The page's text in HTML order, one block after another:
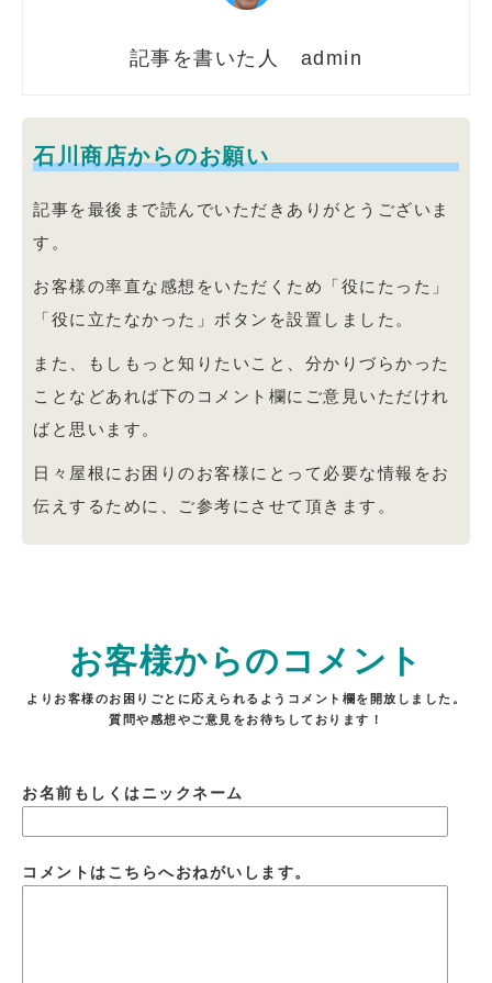
admin
石川商店からのお願い
記事を最後まで読んでいただきありがとうございま
す。
お客様の率直な感想をいただくため「役にたった」
「役に立たなかった」ボタンを設置しました。
また、もしもっと知りたいこと、分かりづらかった
ことなどあれば下のコメント欄にご意見いただけれ
ばと思います。
日々屋根にお困りのお客様にとって必要な情報をお
伝えするために、ご参考にさせて頂きます。
お客様からのコメント
よりお客様のお困りごとに応えられるようコメント欄を開放しました。
質問や感想やご意見をお待ちしております！
お名前もしくはニックネーム
コメントはこちらへおねがいします。